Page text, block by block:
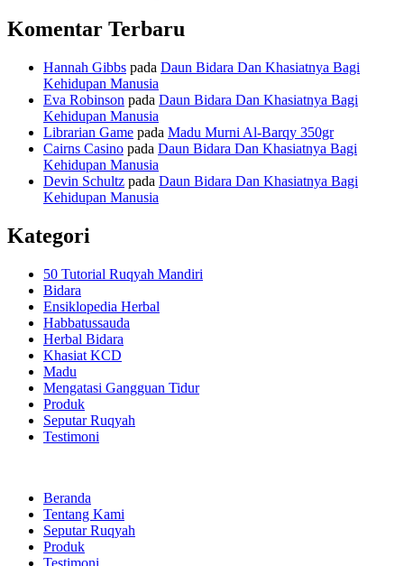
Komentar Terbaru
Hannah Gibbs pada Daun Bidara Dan Khasiatnya Bagi
Kehidupan Manusia
Eva Robinson pada Daun Bidara Dan Khasiatnya Bagi
Kehidupan Manusia
Librarian Game pada Madu Murni Al-Barqy 350gr
Cairns Casino pada Daun Bidara Dan Khasiatnya Bagi
Kehidupan Manusia
Devin Schultz pada Daun Bidara Dan Khasiatnya Bagi
Kehidupan Manusia
Kategori
50 Tutorial Ruqyah Mandiri
Bidara
Ensiklopedia Herbal
Habbatussauda
Herbal Bidara
Khasiat KCD
Madu
Mengatasi Gangguan Tidur
Produk
Seputar Ruqyah
Testimoni
Beranda
Tentang Kami
Seputar Ruqyah
Produk
Testimoni